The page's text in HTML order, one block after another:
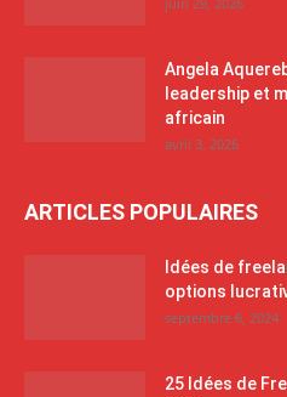
Angela
leadership et
africain
avril 3, 2026
ARTICLES POPULAIRES
Idées de
options
septembre 6, 2024
25 Idées de